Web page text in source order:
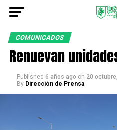
COMUNICADOS
Renuevan
Published 6 años ago on 20
By Dirección de Prensa